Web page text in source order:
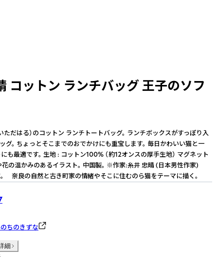
コットン ランチバッグ 王子のソフ
ただはる）のコットン ランチトートバッグ。 ランチボックスがすっぽり入
グ。 ちょっとそこまでのおでかけにも重宝します。 毎日かわいい猫と一
も最適です。 生地 : コットン100% （約12オンスの厚手生地） マグネット
花の温かみのあるイラスト。 中国製。 ※作家:糸井 忠晴 (日本男性作家)
奈良の自然と古き町家の情緒やそこに住むのら猫をテーマに描く。
ちのきずな
細